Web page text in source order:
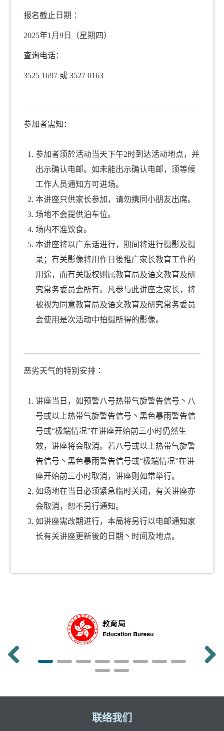
支援非华语人士学习中文计划
社区
支援非华语人士学习中文
推广语文
报名截止日期∶
2025年1月9日（星期四）
查询电话：
3525 1697 或 3527 0163
参加者需知：
参加者须於活动当天下午2时到达活动地点，并
出示确认电邮。如未能出示确认电邮，须等候
工作人员通知方可进场。
本讲座只供家长参加，请勿携同小朋友出席。
场地不会提供泊车位。
场内不准饮食。
本讲座将以广东话进行，期间将进行摄影及摄
录；有关影像将用作日後推广家长教育工作的
用途，而有关版权则属教育局及语文教育及研
究常务委员会所有。凡参与此讲座之家长，将
被视为同意教育局及语文教育及研究常务委员
会使用是次活动中拍摄所得的影像。
恶劣天气的特别安排∶
讲座当日，如预警八号热带气旋警告信号丶八
号或以上热带气旋警告信号丶黑色暴雨警告信
号或“极端情况”在讲座开始前三小时仍然生
效，讲座将会取消。若八号或以上热带气旋警
告信号丶黑色暴雨警告信号或“极端情况”在讲
座开始前三小时取消，讲座则如常举行。
如场地在当日必须紧急临时关闭，有关讲座亦
会取消，恕不另行通知。
如讲座需改期进行，本局将另行以电邮通知家
长有关讲座更新後的日期丶时间及地点。
联络我们